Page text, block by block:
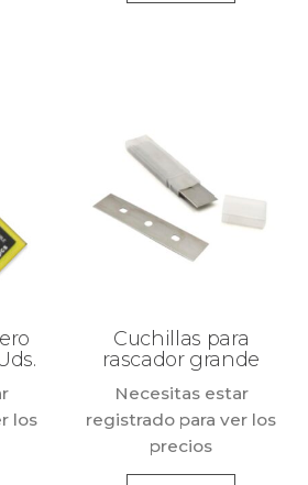
los
Cuchillas para
rascador grande
Necesitas estar
registrado para ver los
precios